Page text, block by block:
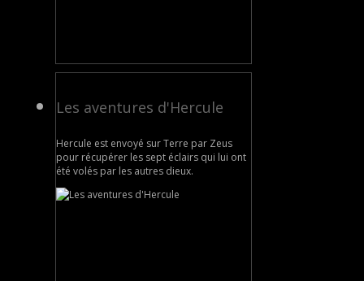
Les aventures d'Hercule
Hercule est envoyé sur Terre par Zeus
pour récupérer les sept éclairs qui lui ont
été volés par les autres dieux.